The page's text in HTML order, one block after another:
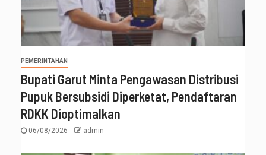
PEMERINTAHAN
Bupati Garut Minta Pengawasan Distribusi
Pupuk Bersubsidi Diperketat, Pendaftaran
RDKK Dioptimalkan
06/08/2026 admin